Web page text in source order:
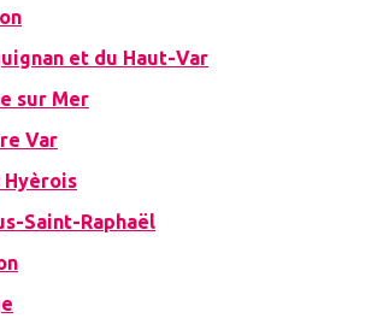
et du Haut-Var
sur Mer
Var
Hyèrois
Saint-Raphaël